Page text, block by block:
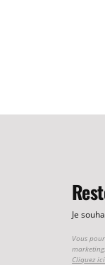
Je
Vous
Cliquez ici